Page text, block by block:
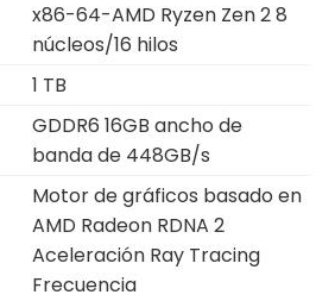
x86-64-AMD Ryzen Zen 2 8
núcleos/16 hilos
1 TB
GDDR6 16GB ancho de
banda de 448GB/s
Motor de gráficos basado en
AMD Radeon RDNA 2
Aceleración Ray Tracing
Frecuencia